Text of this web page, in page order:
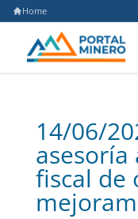
Home
14/06/
asesoría
fiscal de